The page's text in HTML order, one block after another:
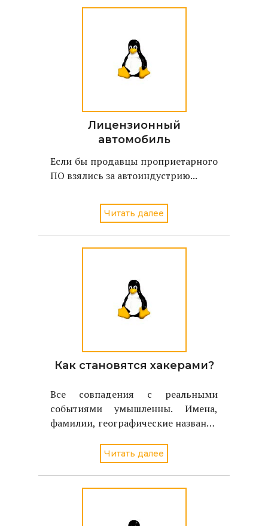
Лицензионный
автомобиль
Если бы продавцы проприетарного
ПО взялись за автоиндустрию...
Читать далее
Как становятся хакерами?
Все совпадения с реальными
событиями умышленны. Имена,
фамилии, географические названия
географическим названиям
реальных людей и объектов.
Читать далее